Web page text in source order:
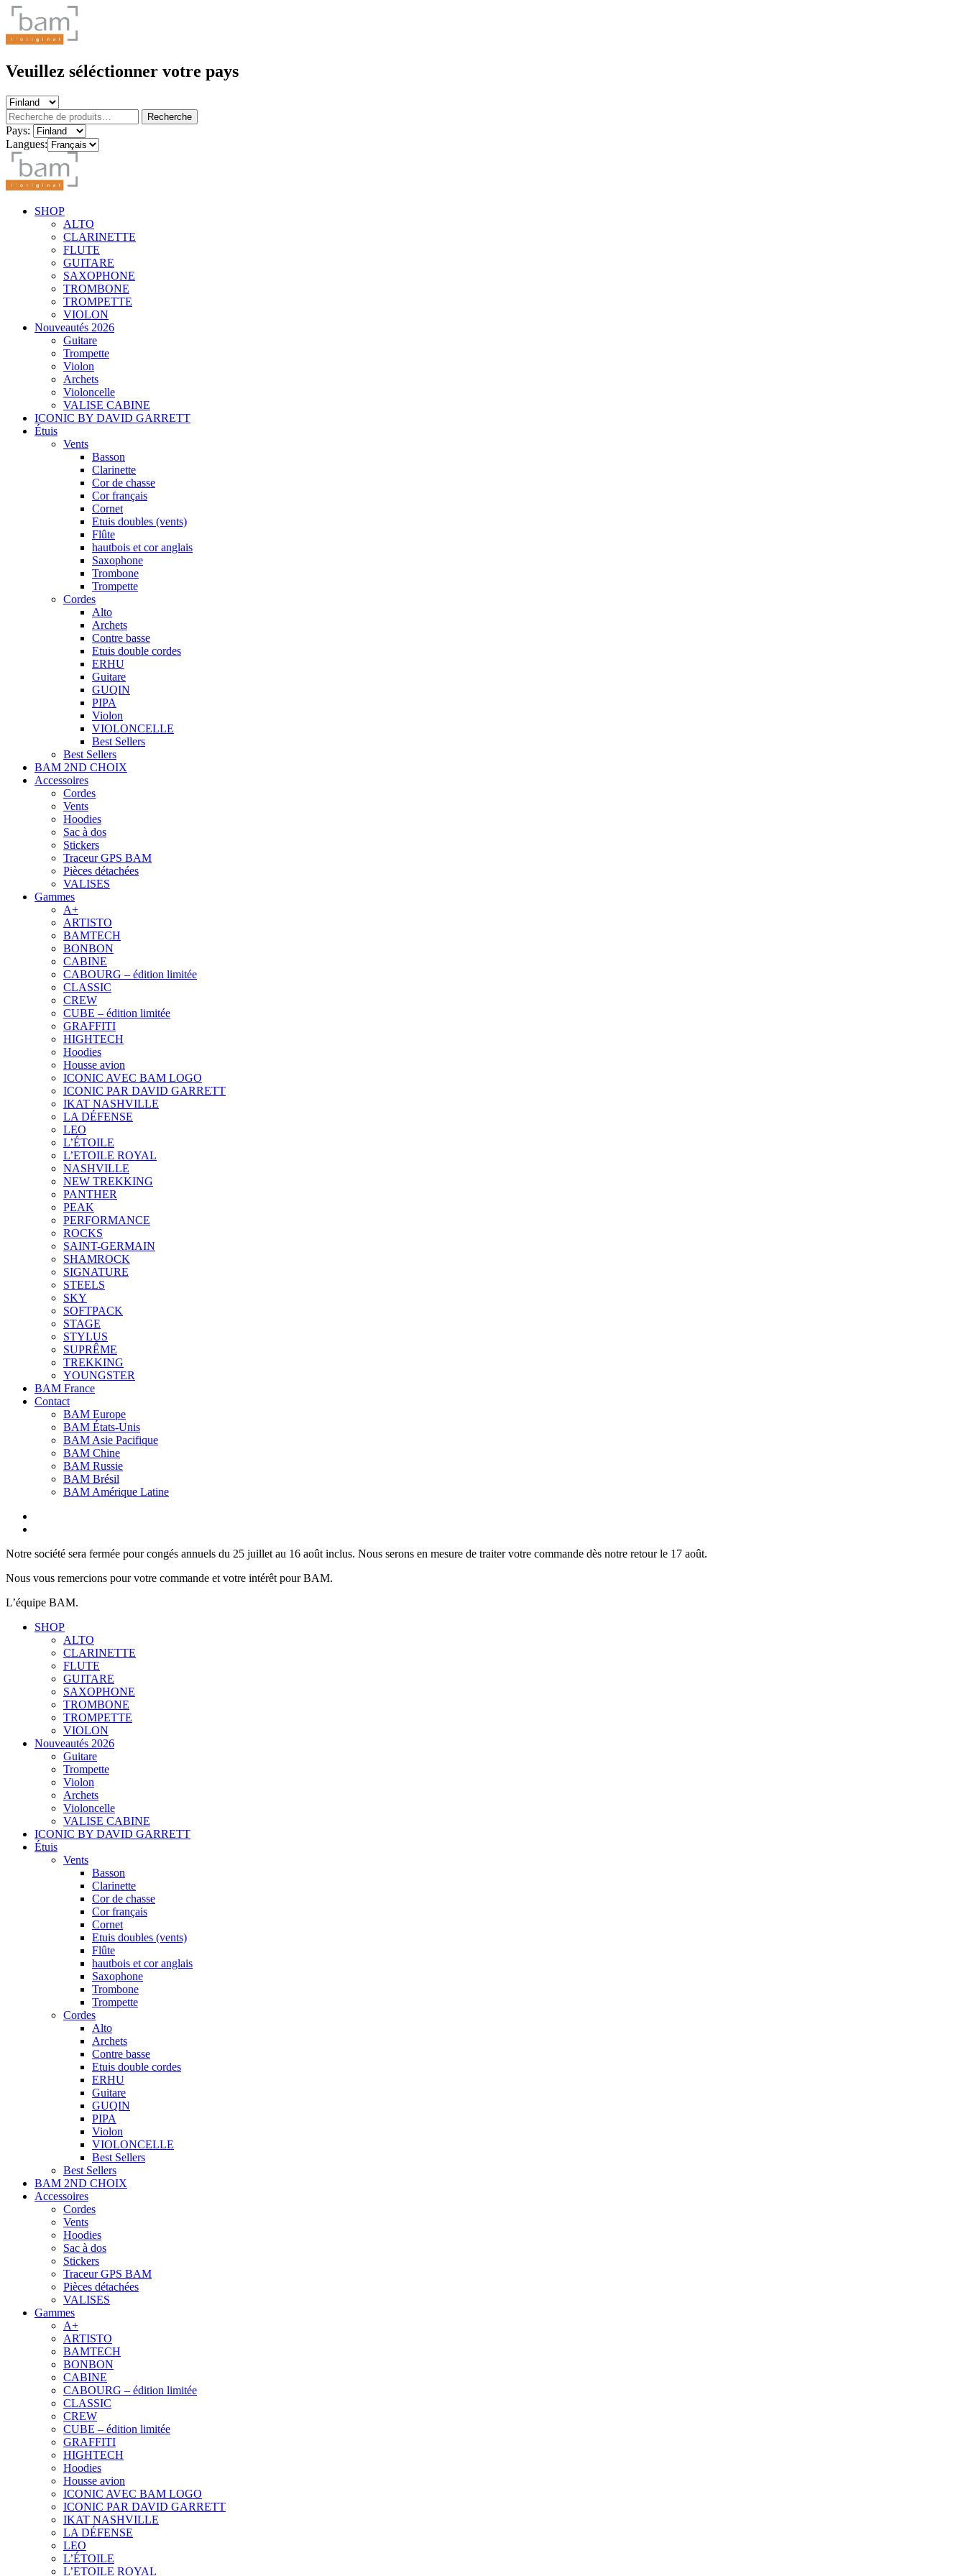
Veuillez séléctionner votre pays
Recherche
pour :
Recherche
Pays:
Langues:
SHOP
ALTO
CLARINETTE
FLUTE
GUITARE
SAXOPHONE
TROMBONE
TROMPETTE
VIOLON
Nouveautés 2026
Guitare
Trompette
Violon
Archets
Violoncelle
VALISE CABINE
ICONIC BY DAVID GARRETT
Étuis
Vents
Basson
Clarinette
Cor de chasse
Cor français
Cornet
Etuis doubles (vents)
Flûte
hautbois et cor anglais
Saxophone
Trombone
Trompette
Cordes
Alto
Archets
Contre basse
Etuis double cordes
ERHU
Guitare
GUQIN
PIPA
Violon
VIOLONCELLE
Best Sellers
Best Sellers
BAM 2ND CHOIX
Accessoires
Cordes
Vents
Hoodies
Sac à dos
Stickers
Traceur GPS BAM
Pièces détachées
VALISES
Gammes
A+
ARTISTO
BAMTECH
BONBON
CABINE
CABOURG – édition limitée
CLASSIC
CREW
CUBE – édition limitée
GRAFFITI
HIGHTECH
Hoodies
Housse avion
ICONIC AVEC BAM LOGO
ICONIC PAR DAVID GARRETT
IKAT NASHVILLE
LA DÉFENSE
LEO
L’ÉTOILE
L’ETOILE ROYAL
NASHVILLE
NEW TREKKING
PANTHER
PEAK
PERFORMANCE
ROCKS
SAINT-GERMAIN
SHAMROCK
SIGNATURE
STEELS
SKY
SOFTPACK
STAGE
STYLUS
SUPRÊME
TREKKING
YOUNGSTER
BAM France
Contact
BAM Europe
BAM États-Unis
BAM Asie Pacifique
BAM Chine
BAM Russie
BAM Brésil
BAM Amérique Latine
Notre société sera fermée pour congés annuels du 25 juillet au 16 août inclus. Nous serons en mesure de traiter votre commande dès notre retour le 17 août.
Nous vous remercions pour votre commande et votre intérêt pour BAM.
L’équipe BAM.
SHOP
ALTO
CLARINETTE
FLUTE
GUITARE
SAXOPHONE
TROMBONE
TROMPETTE
VIOLON
Nouveautés 2026
Guitare
Trompette
Violon
Archets
Violoncelle
VALISE CABINE
ICONIC BY DAVID GARRETT
Étuis
Vents
Basson
Clarinette
Cor de chasse
Cor français
Cornet
Etuis doubles (vents)
Flûte
hautbois et cor anglais
Saxophone
Trombone
Trompette
Cordes
Alto
Archets
Contre basse
Etuis double cordes
ERHU
Guitare
GUQIN
PIPA
Violon
VIOLONCELLE
Best Sellers
Best Sellers
BAM 2ND CHOIX
Accessoires
Cordes
Vents
Hoodies
Sac à dos
Stickers
Traceur GPS BAM
Pièces détachées
VALISES
Gammes
A+
ARTISTO
BAMTECH
BONBON
CABINE
CABOURG – édition limitée
CLASSIC
CREW
CUBE – édition limitée
GRAFFITI
HIGHTECH
Hoodies
Housse avion
ICONIC AVEC BAM LOGO
ICONIC PAR DAVID GARRETT
IKAT NASHVILLE
LA DÉFENSE
LEO
L’ÉTOILE
L’ETOILE ROYAL